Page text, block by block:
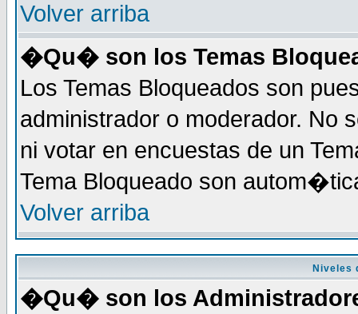
Volver arriba
�Qu� son los Temas
Los Temas Bloqueados son
administrador o moderador. No
ni votar en encuestas de un
Tema Bloqueado son
Volver arriba
Niveles
�Qu� son los